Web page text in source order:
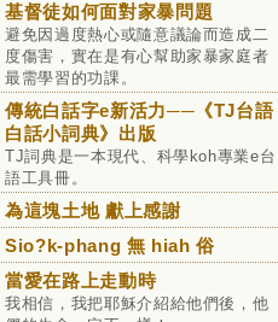
基督徒如何面對家暴問題
避免因過度熱心或隨意議論而造成二
度傷害，實在是有心幫助家暴家庭者
最需學習的功課。
傳統白話字e新活力──《TJ台語
白話小詞典》出版
TJ詞典是一本現代、科學koh專業e台
語工具冊。
為這塊土地 獻上感謝
Sio?k-phang 無 hiah 俗
當愛在路上走動時
我相信，我把耶穌介紹給他們後，他